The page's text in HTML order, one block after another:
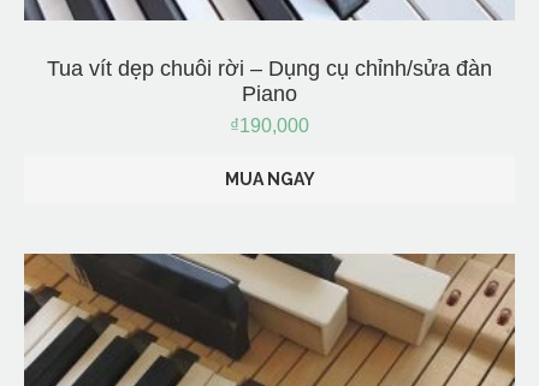
Tua vít dẹp chuôi rời – Dụng cụ chỉnh/sửa đàn
Piano
₫190,000
MUA NGAY